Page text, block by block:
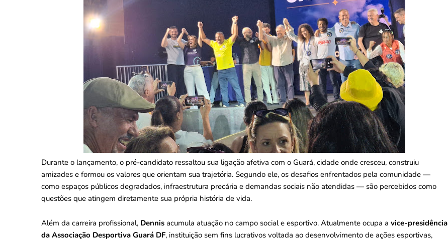
Durante o lançamento, o pré-candidato ressaltou sua ligação afetiva com o Guará, cidade onde cresceu, construiu
amizades e formou os valores que orientam sua trajetória. Segundo ele, os desafios enfrentados pela comunidade —
como espaços públicos degradados, infraestrutura precária e demandas sociais não atendidas — são percebidos como
questões que atingem diretamente sua própria história de vida.
Além da carreira profissional, Dennis acumula atuação no campo social e esportivo. Atualmente ocupa a vice-presidência
da Associação Desportiva Guará DF, instituição sem fins lucrativos voltada ao desenvolvimento de ações esportivas,